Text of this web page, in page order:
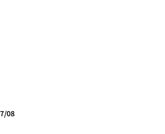
08